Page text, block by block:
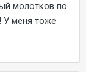
молотков по
У меня тоже